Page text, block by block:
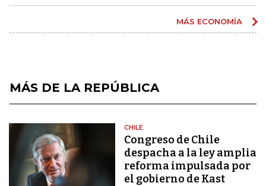
MÁS ECONOMÍA
MÁS DE LA REPÚBLICA
CHILE
Congreso de Chile
despacha a la ley amplia
reforma impulsada por
el gobierno de Kast